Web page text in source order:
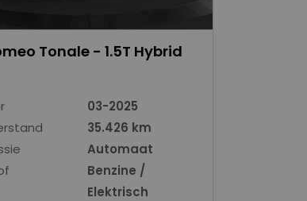
Tonale - 1.5T Hybrid
03-2025
35.426 km
Automaat
Benzine /
Elektrisch